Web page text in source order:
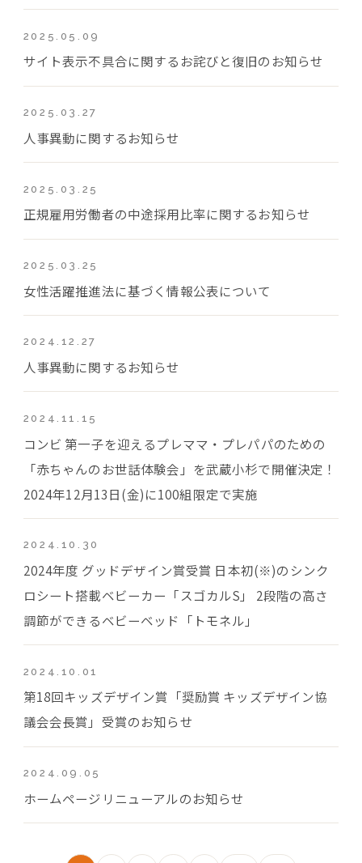
2025.05.09
サイト表示不具合に関するお詫びと復旧のお知らせ
2025.03.27
人事異動に関するお知らせ
2025.03.25
正規雇用労働者の中途採用比率に関するお知らせ
2025.03.25
女性活躍推進法に基づく情報公表について
2024.12.27
人事異動に関するお知らせ
2024.11.15
コンビ 第一子を迎えるプレママ・プレパパのための
「赤ちゃんのお世話体験会」を武蔵小杉で開催決定！
2024年12月13日(金)に100組限定で実施
2024.10.30
2024年度 グッドデザイン賞受賞 日本初(※)のシンク
ロシート搭載ベビーカー「スゴカルS」 2段階の高さ
調節ができるベビーベッド「トモネル」
2024.10.01
第18回キッズデザイン賞「奨励賞 キッズデザイン協
議会会長賞」受賞のお知らせ
2024.09.05
ホームページリニューアルのお知らせ